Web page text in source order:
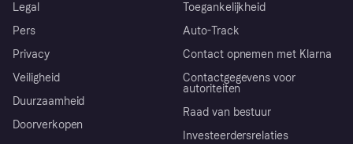
Legal
Pers
Privacy
Veiligheid
Duurzaamheid
Doorverkopen
Toegankelijkheid
Auto-Track
Contact opnemen met Klarna
Contactgegevens voor
autoriteiten
Raad van bestuur
Investeerdersrelaties